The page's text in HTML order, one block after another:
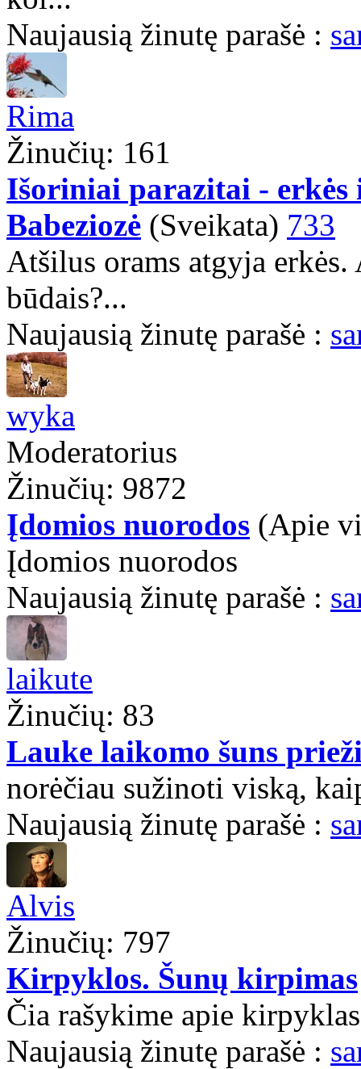
Naujausią žinutę parašė :
Rima
Žinučių: 161
Išoriniai parazitai - erkės
Babeziozė (Sveikata) 733
Atšilus orams atgyja
būdais?...
Naujausią žinutę parašė :
wyka
Moderatorius
Žinučių: 9872
Įdomios nuorodos (Apie
Įdomios nuorodos
Naujausią žinutę parašė :
laikute
Žinučių: 83
Lauke laikomo šuns
norėčiau sužinoti viską,
Naujausią žinutę parašė :
Alvis
Žinučių: 797
Kirpyklos. Šunų kirpimas
Čia rašykime apie
Naujausią žinutę parašė :